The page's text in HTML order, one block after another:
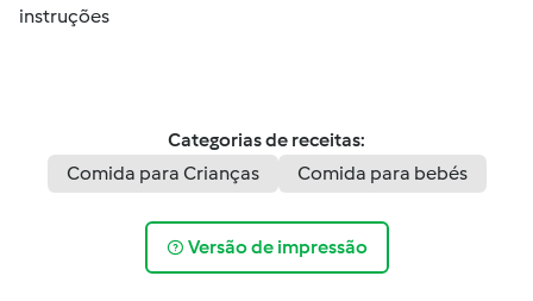
instruções
Categorias de receitas:
Comida para Crianças
Comida para bebés
Versão de impressão